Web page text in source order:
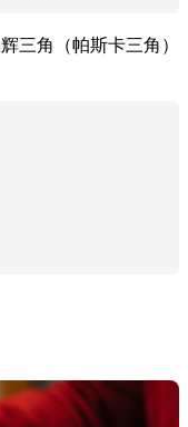
三角（帕斯卡三角）